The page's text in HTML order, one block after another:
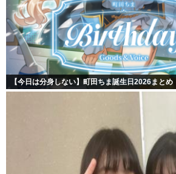
【今日は分身しない】町田ちま誕生日2026まとめ